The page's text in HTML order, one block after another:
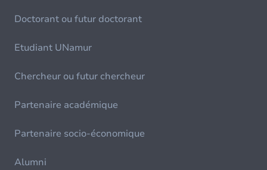
Doctorant ou futur doctorant
Etudiant UNamur
Chercheur ou futur chercheur
Partenaire académique
Partenaire socio-économique
Alumni